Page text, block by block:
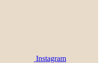
Instagram